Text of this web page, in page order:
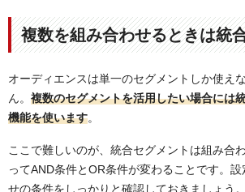
複数を組み合わせるときは統
オーディエンスは単一のセグメントしか使え
ん。 複数のセグメントを活用したい場合には
機能を使います。
ここで難しいのが、統合セグメントは組み合
ってAND条件とOR条件が変わることです。
せの条件をしっかりと確認しておきましょう。